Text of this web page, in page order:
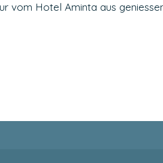
vom Hotel Aminta aus